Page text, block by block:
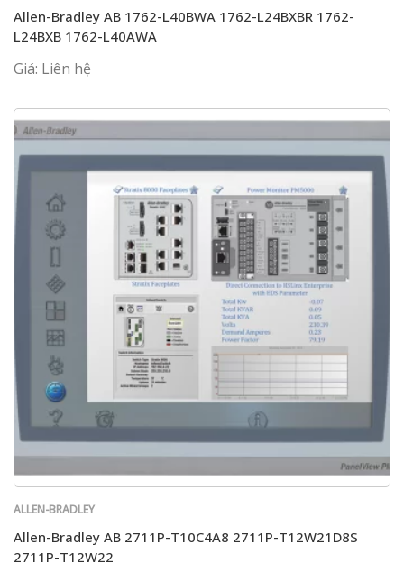
Allen-Bradley AB 1762-L40BWA 1762-L24BXBR 1762-
L24BXB 1762-L40AWA
Giá: Liên hệ
ALLEN-BRADLEY
Allen-Bradley AB 2711P-T10C4A8 2711P-T12W21D8S
2711P-T12W22